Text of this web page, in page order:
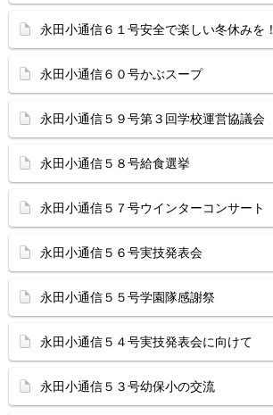
永田小通信６１号安全で楽しい冬休みを！
永田小通信６０号かぶスープ
永田小通信５９号第３回学校運営協議会
永田小通信５８号給食選挙
永田小通信５７号ウインターコンサート
永田小通信５６号実技発表会
永田小通信５５号学園隊感謝祭
永田小通信５４号実技発表会に向けて
永田小通信５３号幼保小の交流